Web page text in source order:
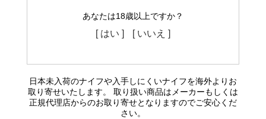
あなたは18歳以上ですか？
[ はい ] [ いいえ ]
日本未入荷のナイフや入手しにくいナイフを海外よりお
取り寄せいたします。 取り扱い商品はメーカーもしくは
正規代理店からのお取り寄せとなりますのでご安心くだ
さい。